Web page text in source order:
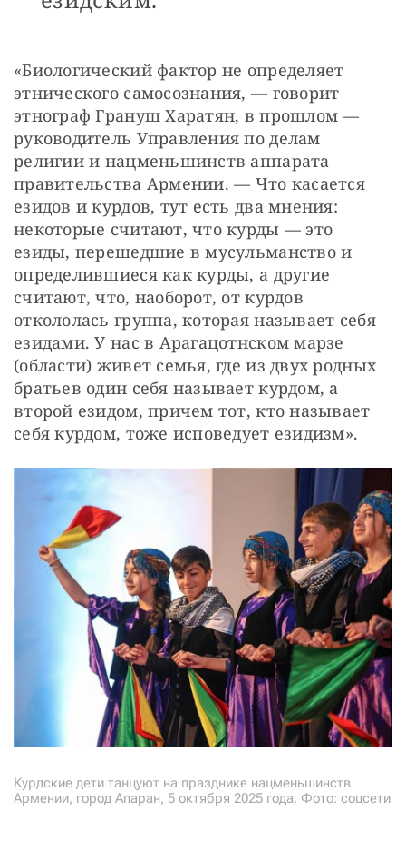
«Биологический фактор не определяет
этнического самосознания, — говорит
этнограф Грануш Харатян, в прошлом —
руководитель Управления по делам
религии и нацменьшинств аппарата
правительства Армении. — Что касается
езидов и курдов, тут есть два мнения:
некоторые считают, что курды — это
езиды, перешедшие в мусульманство и
определившиеся как курды, а другие
считают, что, наоборот, от курдов
откололась группа, которая называет себя
езидами. У нас в Арагацотнском марзе
(области) живет семья, где из двух родных
братьев один себя называет курдом, а
второй езидом, причем тот, кто называет
себя курдом, тоже исповедует езидизм».
Курдские дети танцуют на празднике нацменьшинств
Армении, город Апаран, 5 октября 2025 года. Фото: соцсети